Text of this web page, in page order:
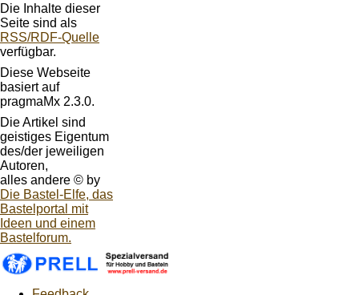
Die Inhalte dieser
Seite sind als
RSS/RDF-Quelle
verfügbar.
Diese Webseite
basiert auf
pragmaMx 2.3.0.
Die Artikel sind
geistiges Eigentum
des/der jeweiligen
Autoren,
alles andere © by
Die Bastel-Elfe, das
Bastelportal mit
Ideen und einem
Bastelforum.